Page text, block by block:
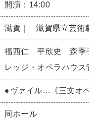
開演：14:00
滋賀｜ 滋賀県立芸術
福西仁 平欣史 森季
レッジ・オペラハウ
●ヴァイル…《三文オ
同ホール